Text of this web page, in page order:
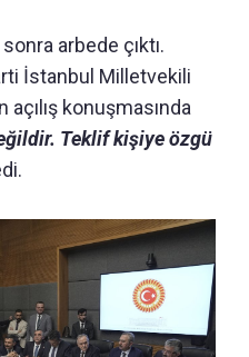
arbede çıktı.
İstanbul Milletvekili
açılış konuşmasında
Teklif kişiye özgü